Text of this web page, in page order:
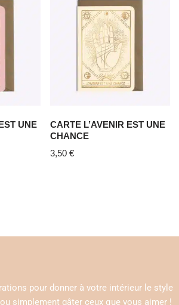
UNE
CARTE L’AVENIR EST UNE
CHANCE
3,50€
pour donner à votre intérieur le style
simplement gâter ceux que vous aimer !